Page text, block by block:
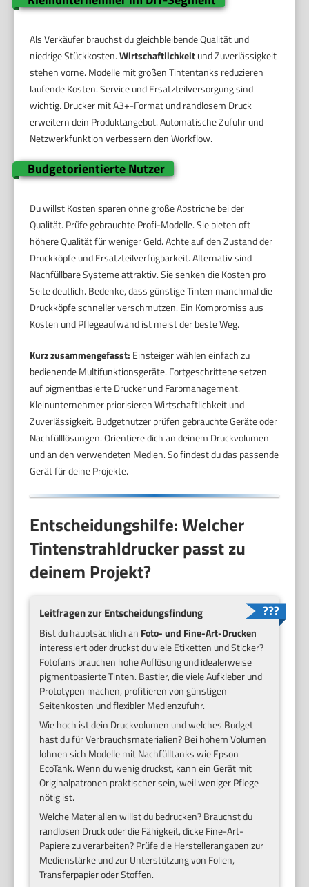
Als Verkäufer brauchst du gleichbleibende Qualität und
niedrige Stückkosten.Wirtschaftlichkeitund Zuverlässigkeit
stehen vorne. Modelle mit großen Tintentanks reduzieren
laufende Kosten. Service und Ersatzteilversorgung sind
wichtig. Drucker mit A3+-Format und randlosem Druck
erweitern dein Produktangebot. Automatische Zufuhr und
Netzwerkfunktion verbessern den Workflow.
Budgetorientierte Nutzer
Du willst Kosten sparen ohne große Abstriche bei der
Qualität. Prüfe gebrauchte Profi-Modelle. Sie bieten oft
höhere Qualität für weniger Geld. Achte auf den Zustand der
Druckköpfe und Ersatzteilverfügbarkeit. Alternativ sind
Nachfüllbare Systeme attraktiv. Sie senken die Kosten pro
Seite deutlich. Bedenke, dass günstige Tinten manchmal die
Druckköpfe schneller verschmutzen. Ein Kompromiss aus
Kosten und Pflegeaufwand ist meist der beste Weg.
Kurz zusammengefasst: Einsteiger wählen einfach zu
bedienende Multifunktionsgeräte. Fortgeschrittene setzen
auf pigmentbasierte Drucker und Farbmanagement.
Kleinunternehmer priorisieren Wirtschaftlichkeit und
Zuverlässigkeit. Budgetnutzer prüfen gebrauchte Geräte oder
Nachfülllösungen. Orientiere dich an deinem Druckvolumen
und an den verwendeten Medien. So findest du das passende
Gerät für deine Projekte.
Entscheidungshilfe: Welcher
Tintenstrahldrucker passt zu
deinem Projekt?
Leitfragen zur Entscheidungsfindung
Bist du hauptsächlich an Foto- und Fine-Art-Drucken
interessiert oder druckst du viele Etiketten und Sticker?
Fotofans brauchen hohe Auflösung und idealerweise
pigmentbasierte Tinten. Bastler, die viele Aufkleber und
Prototypen machen, profitieren von günstigen
Seitenkosten und flexibler Medienzufuhr.
Wie hoch ist dein Druckvolumen und welches Budget
hast du für Verbrauchsmaterialien? Bei hohem Volumen
lohnen sich Modelle mit Nachfülltanks wie Epson
EcoTank. Wenn du wenig druckst, kann ein Gerät mit
Originalpatronen praktischer sein, weil weniger Pflege
nötig ist.
Welche Materialien willst du bedrucken? Brauchst du
randlosen Druck oder die Fähigkeit, dicke Fine-Art-
Papiere zu verarbeiten? Prüfe die Herstellerangaben zur
Medienstärke und zur Unterstützung von Folien,
Transferpapier oder Stoffen.